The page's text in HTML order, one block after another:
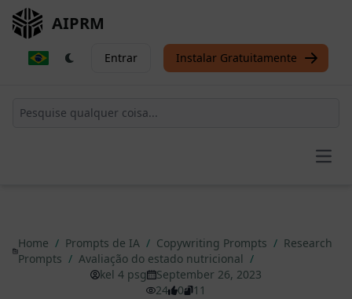
AIPRM
Entrar Instalar Gratuitamente
Home / Prompts de IA / Copywriting Prompts / Research
Prompts / Avaliação do estado nutricional /
kel 4 psg
September 26, 2023
24
0 11